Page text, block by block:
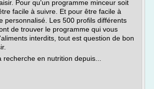
Pour qu'un programme minceur soit
facile à suivre. Et pour être facile à
personnalisé. Les 500 profils différents
de trouver le programme qui vous
interdits, tout est question de bon
recherche en nutrition depuis...